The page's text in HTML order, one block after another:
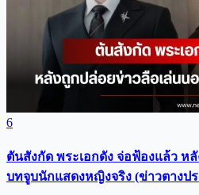
6
ตันสังกัด พระเอกดัง จ่อฟ้องแล้ว ห
บทจูบนักแสดงหญิงจริง (ข่าวตางปร